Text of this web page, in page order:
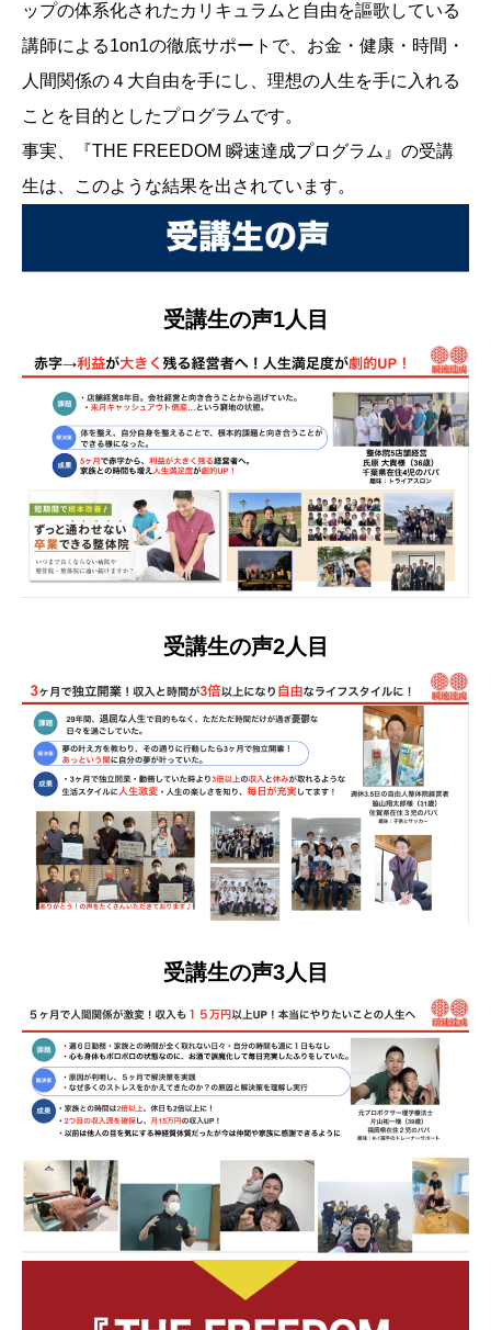
ップの体系化されたカリキュラムと自由を謳歌している
講師による1on1の徹底サポートで、お金・健康・時間・
人間関係の４大自由を手にし、理想の人生を手に入れる
ことを目的としたプログラムです。
事実、『THE FREEDOM 瞬速達成プログラム』の受講
生は、このような結果を出されています。
受講生の声1人目
受講生の声2人目
受講生の声3人目